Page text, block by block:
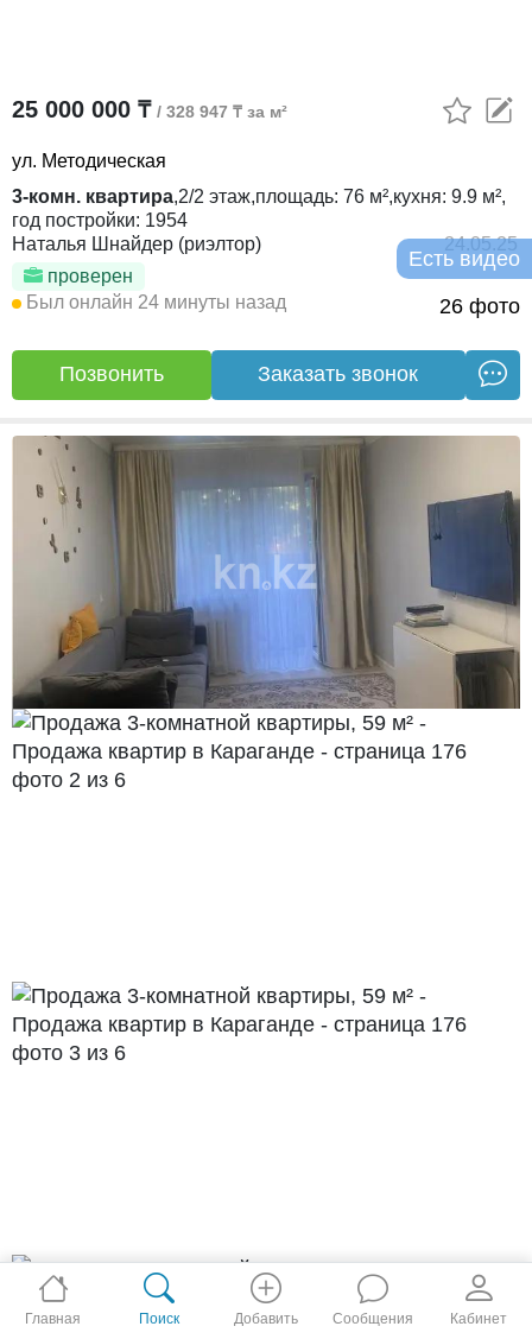
26 фото
Есть видео
25 000 000 ₸ / 328 947 ₸ за м²
ул. Методическая
3-комн. квартира,2/2 этаж,площадь: 76 м²,кухня: 9.9 м²,
год постройки: 1954
Наталья Шнайдер (риэлтор)
проверен
24.05.25
Был онлайн 24 минуты назад
Позвонить Заказать звонок
Главная Поиск Добавить Сообщения Кабинет